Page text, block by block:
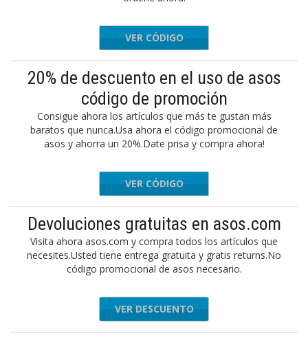
YAY20
VER CÓDIGO
20% de descuento en el uso de asos
código de promoción
Consigue ahora los artículos que más te gustan más
baratos que nunca.Usa ahora el código promocional de
asos y ahorra un 20%.Date prisa y compra ahora!
20PLS
VER CÓDIGO
Devoluciones gratuitas en asos.com
Visita ahora asos.com y compra todos los artículos que
necesites.Usted tiene entrega gratuita y gratis returns.No
código promocional de asos necesario.
VER DESCUENTO